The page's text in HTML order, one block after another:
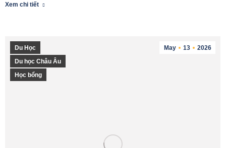
Xem chi tiết
May 13 2026
Du Học
Du học Châu Âu
Học bổng